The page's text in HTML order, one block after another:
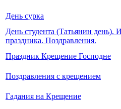
День сурка
День студента (Татьянин день).
праздника. Поздравления.
Праздник Крещение Господне
Поздравления с крещением
Гадания на Крещение